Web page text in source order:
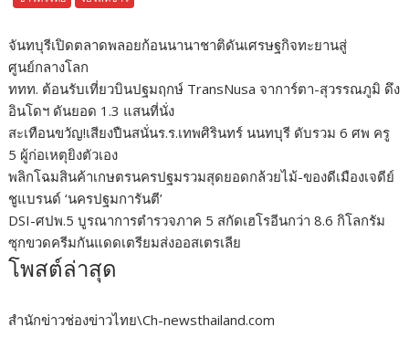
จันทบุรีเปิดตลาดพลอยก้อนนานาชาติดันเศรษฐกิจทะยานสู่
ศูนย์กลางโลก
ททท. ต้อนรับเที่ยวบินปฐมฤกษ์ TransNusa จาการ์ตา-สุวรรณภูมิ ดึง
อินโดฯ ดันยอด 1.3 แสนที่นั่ง
สะเทือนขวัญ!เสียงปืนสนั่นร.ร.เทพศิรินทร์ นนทบุรี ดับรวม 6 ศพ ครู
5 ผู้ก่อเหตุยิงตัวเอง
พลิกโฉมสินค้าเกษตรนครปฐมรวมสุดยอดกล้วยไม้-ของดีเมืองเจดีย์
ชูแบรนด์ ‘นครปฐมการันตี’
DSI-ศปพ.5 บูรณาการตำรวจภาค 5 สกัดเฮโรอีนกว่า 8.6 กิโลกรัม
ซุกขวดครีมกันแดดเตรียมส่งออสเตรเลีย
โพสต์ล่าสุด
สำนักข่าวช่องข่าวไทย\Ch-newsthailand.com